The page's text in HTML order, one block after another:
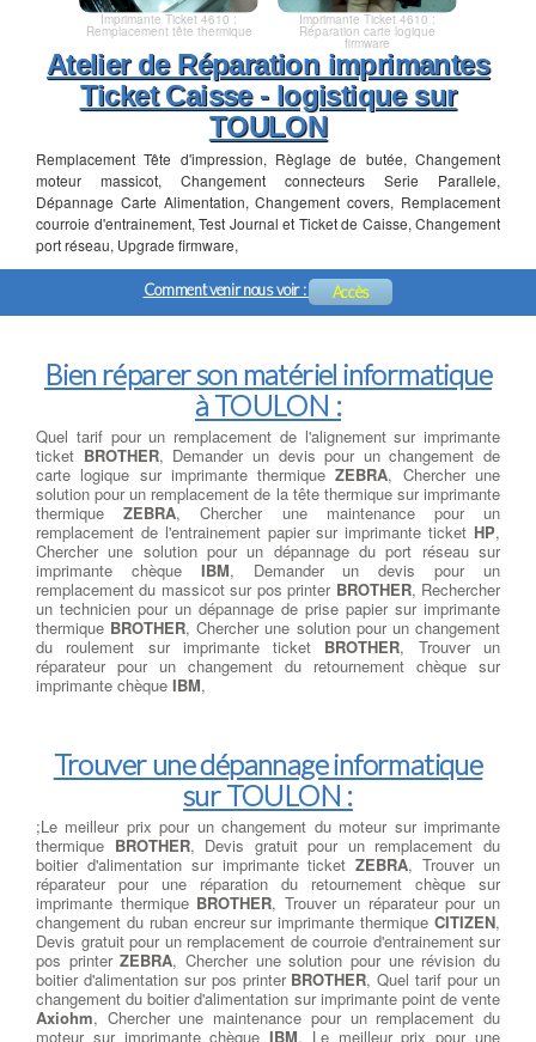
Imprimante Ticket 4610 :
Remplacement tête thermique
Imprimante Ticket 4610 :
Réparation carte logique
firmware
Atelier de Réparation imprimantes
Ticket Caisse - logistique sur
TOULON
Remplacement Tête d'impression, Règlage de butée, Changement
moteur massicot, Changement connecteurs Serie Parallele,
Dépannage Carte Alimentation, Changement covers, Remplacement
courroie d'entrainement, Test Journal et Ticket de Caisse, Changement
port réseau, Upgrade firmware,
Comment venir nous voir : Accès
Bien réparer son matériel informatique
à TOULON :
Quel tarif pour un remplacement de l'alignement sur imprimante
ticket BROTHER, Demander un devis pour un changement de
carte logique sur imprimante thermiqueZEBRA, Chercher une
solution pour un remplacement de la tête thermique sur imprimante
thermiqueZEBRA, Chercher une maintenance pour un
remplacement de l'entrainement papier sur imprimante ticket HP,
Chercher une solution pour un dépannage du port réseau sur
imprimante chèque IBM, Demander un devis pour un
remplacement du massicot sur pos printer BROTHER, Rechercher
un technicien pour un dépannage de prise papier sur imprimante
thermique BROTHER, Chercher une solution pour un changement
du roulement sur imprimante ticket BROTHER, Trouver un
réparateur pour un changement du retournement chèque sur
imprimante chèque IBM,
Trouver une dépannage informatique
sur TOULON :
;Le meilleur prix pour un changement du moteur sur imprimante
thermique BROTHER, Devis gratuit pour un remplacement du
boitier d'alimentation sur imprimante ticketZEBRA, Trouver un
réparateur pour une réparation du retournement chèque sur
imprimante thermique BROTHER, Trouver un réparateur pour un
changement du ruban encreur sur imprimante thermique CITIZEN,
Devis gratuit pour un remplacement de courroie d'entrainement sur
pos printerZEBRA, Chercher une solution pour une révision du
boitier d'alimentation sur pos printer BROTHER, Quel tarif pour un
changement du boitier d'alimentation sur imprimante point de vente
Axiohm, Chercher une maintenance pour un remplacement du
moteur sur imprimante chèqueIBM, Le meilleur prix pour une